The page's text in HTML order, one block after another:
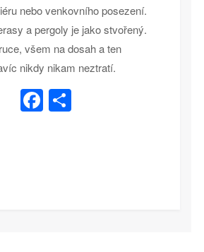
nebo venkovního posezení.
a pergoly je jako stvořený.
všem na dosah a ten
nikdy nikam neztratí.
Facebook
Share